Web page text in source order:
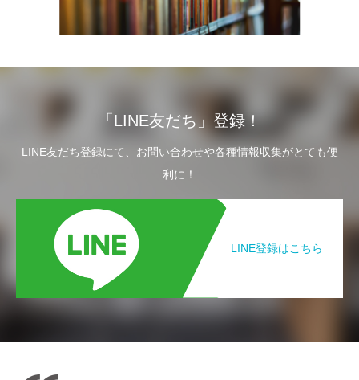
「LINE友だち」登録！
LINE友だち登録にて、お問い合わせや各種情報収集がとても便
利に！
LINE登録はこちら